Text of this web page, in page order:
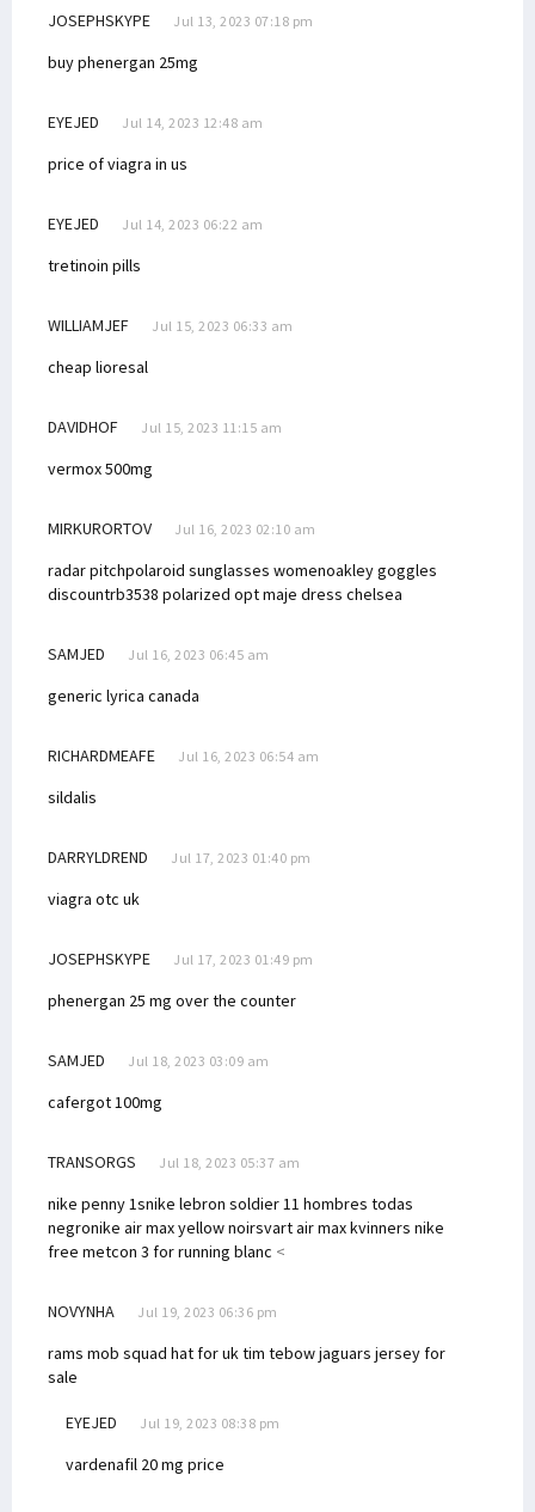
JOSEPHSKYPE Jul 13, 2023 07:18 pm
buy phenergan 25mg
EYEJED Jul 14, 2023 12:48 am
price of viagra in us
EYEJED Jul 14, 2023 06:22 am
tretinoin pills
WILLIAMJEF Jul 15, 2023 06:33 am
cheap lioresal
DAVIDHOF Jul 15, 2023 11:15 am
vermox 500mg
MIRKURORTOV Jul 16, 2023 02:10 am
radar pitchpolaroid sunglasses womenoakley goggles
discountrb3538 polarized opt maje dress chelsea
SAMJED Jul 16, 2023 06:45 am
generic lyrica canada
RICHARDMEAFE Jul 16, 2023 06:54 am
sildalis
DARRYLDREND Jul 17, 2023 01:40 pm
viagra otc uk
JOSEPHSKYPE Jul 17, 2023 01:49 pm
phenergan 25 mg over the counter
SAMJED Jul 18, 2023 03:09 am
cafergot 100mg
TRANSORGS Jul 18, 2023 05:37 am
nike penny 1snike lebron soldier 11 hombres todas
negronike air max yellow noirsvart air max kvinners nike
free metcon 3 for running blanc <
NOVYNHA Jul 19, 2023 06:36 pm
rams mob squad hat for uktim tebow jaguars jersey for
sale
EYEJED Jul 19, 2023 08:38 pm
vardenafil 20 mg price